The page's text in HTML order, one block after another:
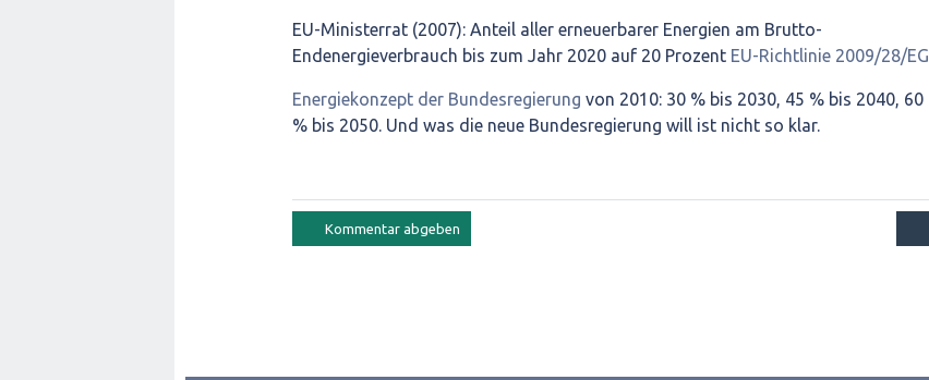
EU-Ministerrat (2007): Anteil aller erneuerbarer Energien am Brutto-
Endenergieverbrauch bis zum Jahr 2020 auf 20 Prozent EU-Richtlinie 2009/28/EG
Energiekonzept der Bundesregierung von 2010: 30 % bis 2030, 45 % bis 2040, 60
% bis 2050. Und was die neue Bundesregierung will ist nicht so klar.